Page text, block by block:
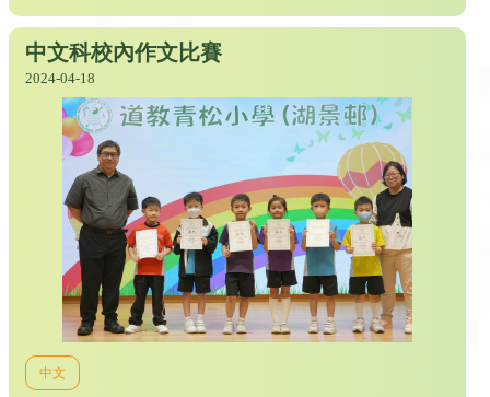
中文科校內作文比賽
2024-04-18
中文